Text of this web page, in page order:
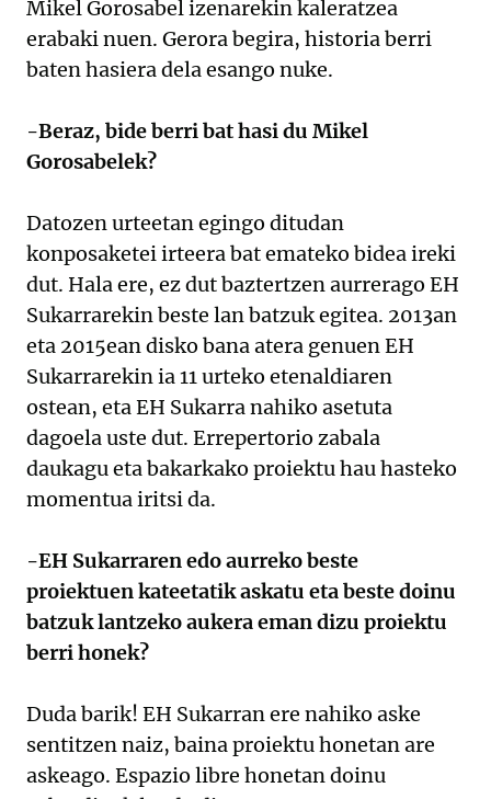
Mikel Gorosabel izenarekin kaleratzea
erabaki nuen. Gerora begira, historia berri
baten hasiera dela esango nuke.
-Beraz, bide berri bat hasi du Mikel
Gorosabelek?
Datozen urteetan egingo ditudan
konposaketei irteera bat emateko bidea ireki
dut. Hala ere, ez dut baztertzen aurrerago EH
Sukarrarekin beste lan batzuk egitea. 2013an
eta 2015ean disko bana atera genuen EH
Sukarrarekin ia 11 urteko etenaldiaren
ostean, eta EH Sukarra nahiko asetuta
dagoela uste dut. Errepertorio zabala
daukagu eta bakarkako proiektu hau hasteko
momentua iritsi da.
-EH Sukarraren edo aurreko beste
proiektuen kateetatik askatu eta beste doinu
batzuk lantzeko aukera eman dizu proiektu
berri honek?
Duda barik! EH Sukarran ere nahiko aske
sentitzen naiz, baina proiektu honetan are
askeago. Espazio libre honetan doinu